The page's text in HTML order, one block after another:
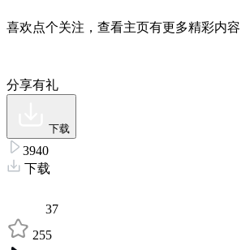
喜欢点个关注，查看主页有更多精彩内容
分享有礼
下载
3940
下载
37
255